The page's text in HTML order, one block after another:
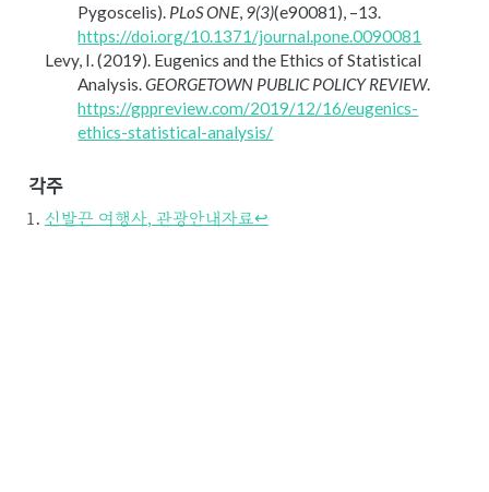
Pygoscelis). PLoS ONE, 9(3)(e90081), –13.
https://doi.org/10.1371/journal.pone.0090081
Levy, I. (2019). Eugenics and the Ethics of Statistical
Analysis.GEORGETOWN PUBLIC POLICY REVIEW.
https://gppreview.com/2019/12/16/eugenics-
ethics-statistical-analysis/
각주
신발끈 여행사, 관광안내자료↩︎